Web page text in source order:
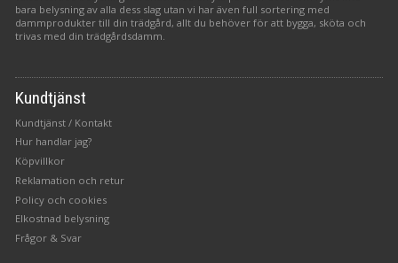
bara belysning av alla dess slag utan vi har även full sortering med
dammprodukter till din trädgård, allt du behöver för att bygga, sköta och
trivas med din trädgårdsdamm.
Kundtjänst
Kundtjänst / Kontakt
Hur handlar jag?
Köpvillkor
Reklamation och retur
Policy och cookies
Elkostnad belysning
Frågor & Svar